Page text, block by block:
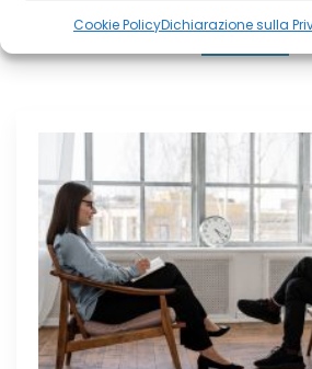
Cookie PolicyDichiarazione sulla
Related